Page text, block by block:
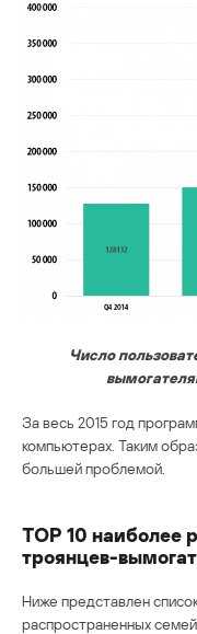
Число
За весь 2015 год
компьютерах. Таким
большей проблемой.
TOP 10 наиболее
троянцев-
Ниже представлен
распространенных